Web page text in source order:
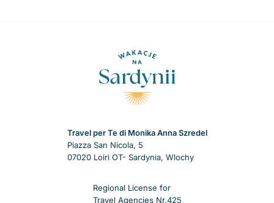
Travel per Te di Monika Anna Szredel
Piazza San Nicola, 5
07020 Loiri OT- Sardynia, Wlochy
Regional License for
Travel Agencies Nr.425